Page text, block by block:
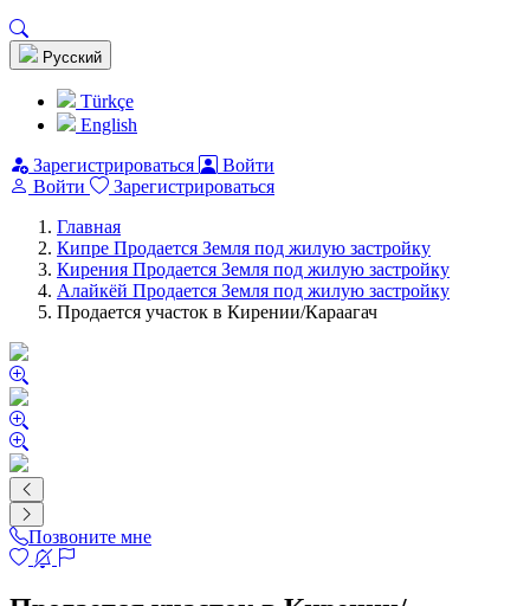
Pусский
Türkçe
English
Зарегистрироваться
Войти
Войти
Зарегистрироваться
Главная
Кипре Продается Земля под жилую застройку
Кирения Продается Земля под жилую застройку
Алайкёй Продается Земля под жилую застройку
Продается участок в Кирении/Караагач
Позвоните мне